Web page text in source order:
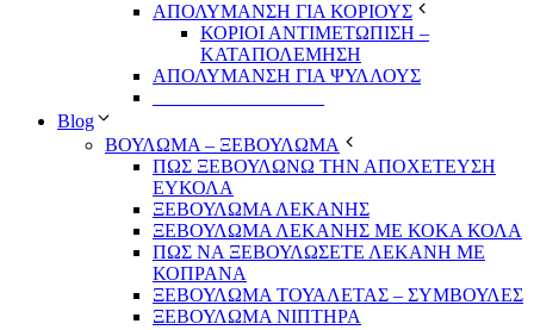
ΑΠΟΛΥΜΑΝΣΗ ΓΙΑ ΚΟΡΙΟΥΣ
ΚΟΡΙΟΙ ΑΝΤΙΜΕΤΩΠΙΣΗ –
ΚΑΤΑΠΟΛΕΜΗΣΗ
ΑΠΟΛΥΜΑΝΣΗ ΓΙΑ ΨΥΛΛΟΥΣ
Blog
ΒΟΥΛΩΜΑ – ΞΕΒΟΥΛΩΜΑ
ΠΩΣ ΞΕΒΟΥΛΩΝΩ ΤΗΝ ΑΠΟΧΕΤΕΥΣΗ
ΕΥΚΟΛΑ
ΞΕΒΟΥΛΩΜΑ ΛΕΚΑΝΗΣ
ΞΕΒΟΥΛΩΜΑ ΛΕΚΑΝΗΣ ΜΕ ΚΟΚΑ ΚΟΛΑ
ΠΩΣ ΝΑ ΞΕΒΟΥΛΩΣΕΤΕ ΛΕΚΑΝΗ ΜΕ
ΚΟΠΡΑΝΑ
ΞΕΒΟΥΛΩΜΑ ΤΟΥΑΛΕΤΑΣ – ΣΥΜΒΟΥΛΕΣ
ΞΕΒΟΥΛΩΜΑ ΝΙΠΤΗΡΑ